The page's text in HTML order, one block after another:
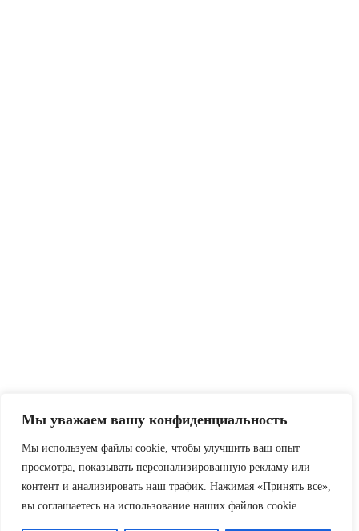
Мы уважаем вашу конфиденциальность
Мы используем файлы cookie, чтобы улучшить ваш опыт
просмотра, показывать персонализированную рекламу или
контент и анализировать наш трафик. Нажимая «Принять все»,
вы соглашаетесь на использование наших файлов cookie.